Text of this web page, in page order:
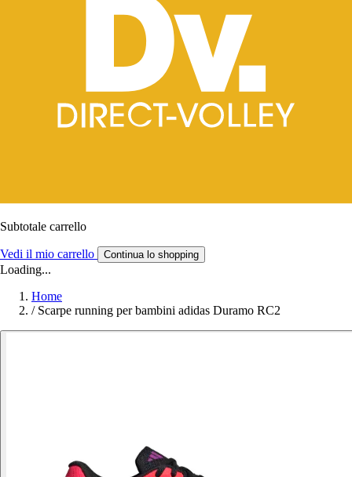
Subtotale carrello
Vedi il mio carrello Continua lo shopping
Loading...
Home
/ Scarpe running per bambini adidas Duramo RC2